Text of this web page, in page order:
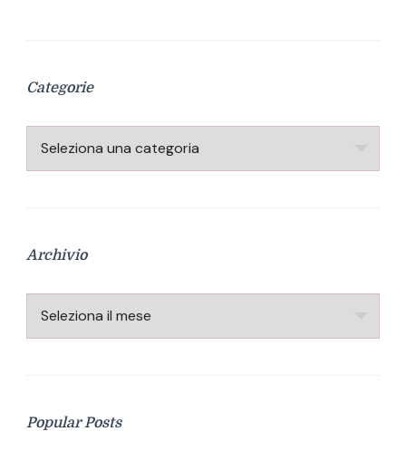
Categorie
Categorie
Archivio
Archivio
Popular Posts